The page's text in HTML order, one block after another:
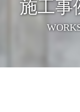
施工事